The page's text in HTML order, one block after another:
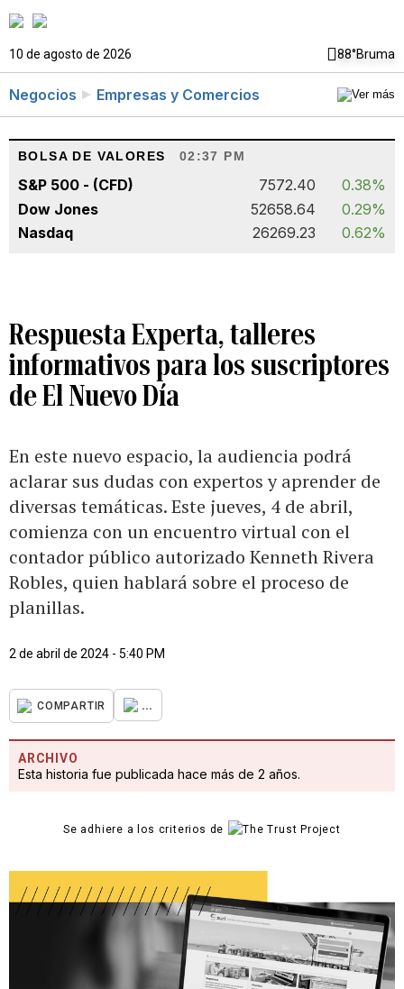
10 de agosto de 2026 88°Bruma
Negocios Empresas y Comercios
BOLSA DE VALORES 02:37 PM
S&P 500 - (CFD) 7572.40
0.38%
Dow Jones
52658.64
0.29%
Nasdaq
26269.23 0.62%
Respuesta Experta, talleres
informativos para los suscriptores
de El Nuevo Día
En este nuevo espacio, la audiencia podrá
aclarar sus dudas con expertos y aprender de
diversas temáticas. Este jueves, 4 de abril,
comienza con un encuentro virtual con el
contador público autorizado Kenneth Rivera
Robles, quien hablará sobre el proceso de
planillas.
2 de abril de 2024 - 5:40 PM
COMPARTIR ...
ARCHIVO
Esta historia fue publicada hace más de 2 años.
Se adhiere a los criterios de